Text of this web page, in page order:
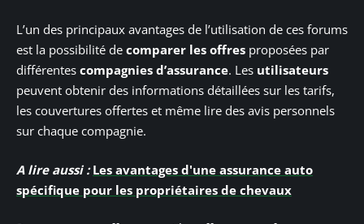
L’un des principaux avantages de l’utilisation de ces forums
est la possibilité de comparer les offres proposées par
différentes compagnies d’assurance. Les utilisateurs
peuvent obtenir des informations détaillées sur les tarifs,
les couvertures offertes et même lire des avis personnels
sur chaque compagnie.
A lire aussi : Les avantages d'une assurance auto
spécifique pour les propriétaires de chevaux